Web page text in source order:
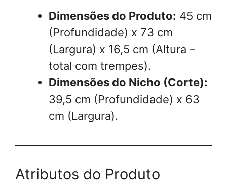
Dimensões do Produto: 45 cm
(Profundidade) x 73 cm
(Largura) x 16,5 cm (Altura –
total com trempes).
Dimensões do Nicho (Corte):
39,5 cm (Profundidade) x 63
cm (Largura).
Atributos do Produto